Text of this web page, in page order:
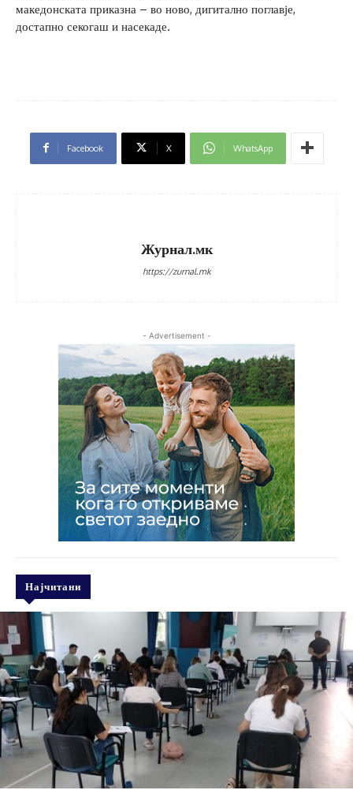
македонската приказна – во ново, дигитално поглавје,
достапно секогаш и насекаде.
Facebook X WhatsApp
Журнал.мк
https://zurnal.mk
- Advertisement -
Најчитани